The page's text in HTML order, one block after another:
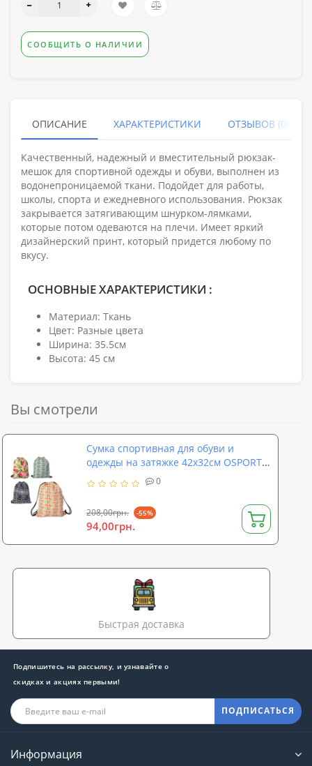
СООБЩИТЬ О НАЛИЧИИ
ОПИСАНИЕ ХАРАКТЕРИСТИКИ ОТЗЫВОВ (0)
Качественный, надежный и вместительный рюкзак-
мешок для спортивной одежды и обуви, выполнен из
водонепроницаемой ткани. Подойдет для работы,
школы, спорта и ежедневного использования. Рюкзак
закрывается затягивающим шнурком-лямками,
которые потом одеваются на плечи. Имеет яркий
дизайнерский принт, который придется любому по
вкусу.
ОСНОВНЫЕ ХАРАКТЕРИСТИКИ :
Материал: Ткань
Цвет: Разные цвета
Ширина: 35.5см
Высота: 45 см
Вы смотрели
Сумка спортивная для обуви и
одежды на затяжке 42х32см OSPORT
0
208,00грн. -55%
94,00грн.
Быстрая доставка
Подпишитесь на рассылку, и узнавайте о
скидках и акциях первыми!
ПОДПИСАТЬСЯ
Информация